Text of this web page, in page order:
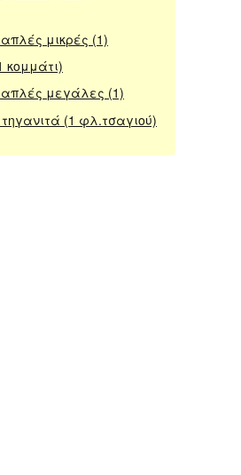
μικρές (1)
κομμάτι)
μεγάλες (1)
(1 φλ.τσαγιού)